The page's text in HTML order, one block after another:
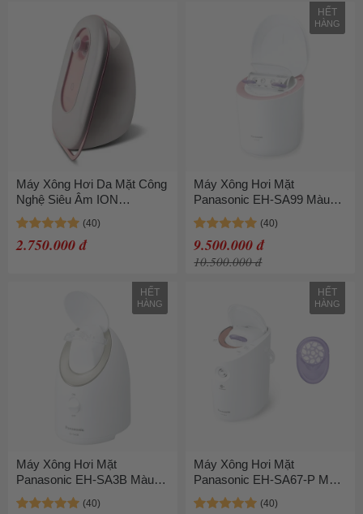
Máy Xông Hơi Da Mặt Công
Nghệ Siêu Âm ION
HoMedics FCS-100-EU
2.750.000 đ
HẾT
HÀNG
Máy Xông Hơi Mặt
Panasonic EH-SA99 Màu
Trắng
9.500.000 đ
10.500.000 đ
HẾT
HÀNG
Máy Xông Hơi Mặt
Panasonic EH-SA3B Màu
Trắng
HẾT
HÀNG
Máy Xông Hơi Mặt
Panasonic EH-SA67-P Màu
Trắng